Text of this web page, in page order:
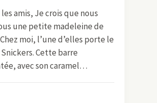
amis, Je crois que nous
une petite madeleine de
moi, l’une d’elles porte le
Cette barre
avec son caramel…